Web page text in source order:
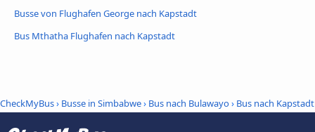
Busse von Flughafen George nach Kapstadt
Bus Mthatha Flughafen nach Kapstadt
CheckMyBus› Busse in Simbabwe› Bus nach Bulawayo› Bus nach Kapstadt